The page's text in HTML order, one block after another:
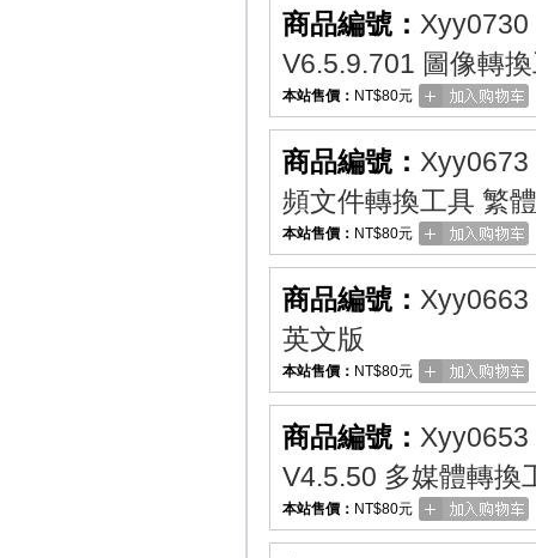
商品編號： Xyy0730
V6.5.9.701 圖像轉
本站售價： NT$80元
商品編號： Xyy0673
頻文件轉換工具 繁
本站售價： NT$80元
商品編號： Xyy0663
英文版
本站售價： NT$80元
商品編號： Xyy0653
V4.5.50 多媒體轉換
本站售價： NT$80元